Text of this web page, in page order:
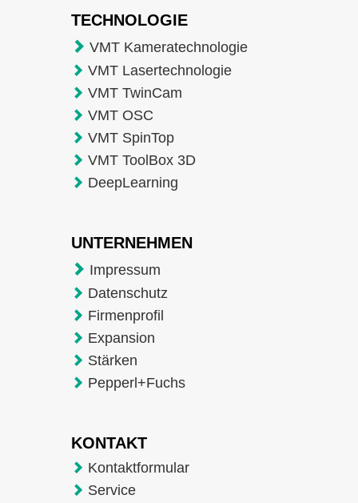
TECHNOLOGIE
VMT Kameratechnologie
VMT Lasertechnologie
VMT TwinCam
VMT OSC
VMT SpinTop
VMT ToolBox 3D
DeepLearning
UNTERNEHMEN
Impressum
Datenschutz
Firmenprofil
Expansion
Stärken
Pepperl+Fuchs
KONTAKT
Kontaktformular
Service